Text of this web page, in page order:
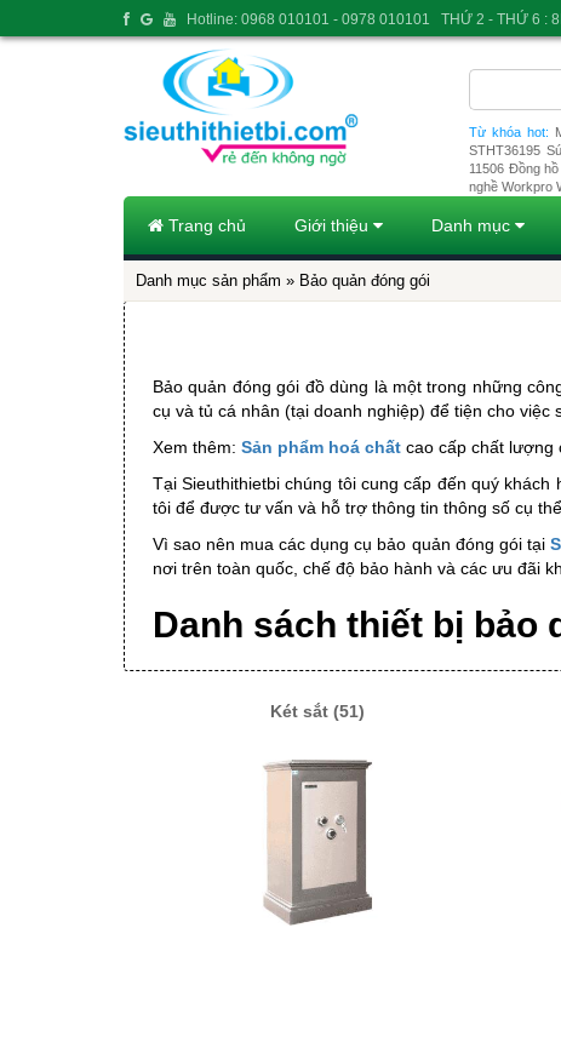
Từ khóa hot:
STHT36195
11506 Đồng
nghề Workpro
Trang chủ Giới thiệu Danh mục
Danh mục sản phẩm » Bảo quản đóng gói
Bảo quản đóng gói đồ dùng là một trong những
cụ và tủ cá nhân (tại doanh nghiệp) để tiện cho việc
Xem thêm: Sản phẩm hoá chất cao cấp chất lượng
Tại Sieuthithietbi chúng tôi cung cấp đến quý
tôi để được tư vấn và hỗ trợ thông tin thông số cụ
Vì sao nên mua các dụng cụ bảo quản đóng gói tại
nơi trên toàn quốc, chế độ bảo hành và các ưu đãi
Danh sách thiết bị bảo
Két sắt (51)
Hotline: 0968 010101 - 0978 010101 THỨ 2 - THỨ 6 :